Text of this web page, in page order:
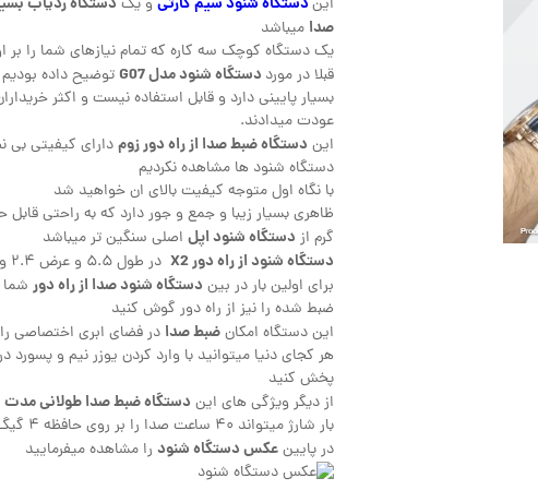
صدا میباشد
یک دستگاه کوچک سه کاره که تمام نیازهای شما را بر
قبلا در مورد دستگاه شنود مدل G07
توضیح داده
عودت میدادند.
این دستگاه ضبط صدا از راه دور زومدارای کیفیتی بی
دستگاه شنود ها مشاهده نکردیم
با نگاه اول متوجه کیفیت بالای ان خواهید شد
گرم از دستگاه شنود اپل اصلی سنگین تر میباشد
دستگاه شنود از راه دور X2
در طول ۵.۵ و عرض ۲.۴ و ضخامت ۱.۴ ساخته شده است
برای اولین بار در بین دستگاه شنود صدا از راه دور شما
ضبط شده را نیز از راه دور گوش کنید
این دستگاه امکانضبط صدا در فضای ابری اختصاصی
هر کجای دنیا میتوانید با وارد کردن یوزر نیم و
پخش کنید
از دیگر ویژگی های این دستگاه ضبط صدا طولانی مدت
بار شارژ میتواند ۴۰ ساعت صدا را بر روی حافظه ۴ گیگ خود ضبط کند
در پایینعکس دستگاه شنود را مشاهده میفرمایید